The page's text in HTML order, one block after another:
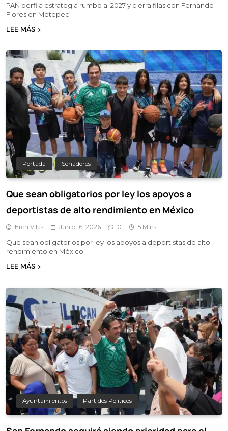
PAN perfila estrategia rumbo al 2027 y cierra filas con Fernando
Flores en Metepec
LEE MÁS
Portada Senadores
Que sean obligatorios por ley los apoyos a
deportistas de alto rendimiento en México
Eren Vilas Junio 16, 2026 0 5 Mins
Que sean obligatorios por ley los apoyos a deportistas de alto
rendimiento en México
LEE MÁS
Ayuntamientos Partidos Políticos